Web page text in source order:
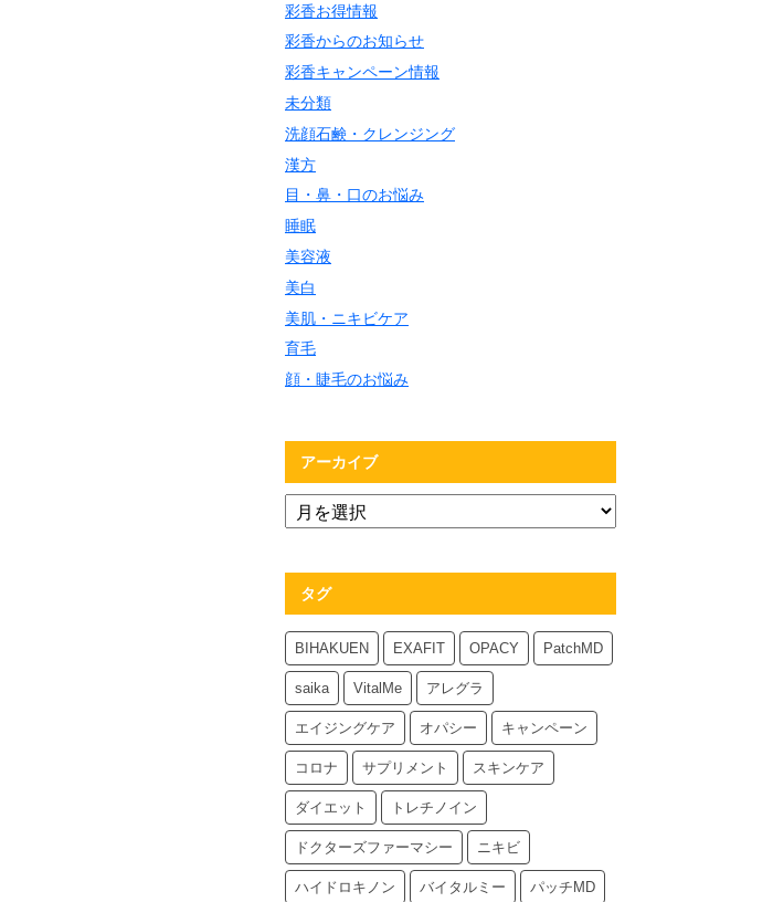
彩香お得情報
彩香からのお知らせ
彩香キャンペーン情報
未分類
洗顔石鹸・クレンジング
漢方
目・鼻・口のお悩み
睡眠
美容液
美白
美肌・ニキビケア
育毛
顔・睫毛のお悩み
アーカイブ
タグ
BIHAKUEN EXAFIT OPACY PatchMD
saika VitalMe アレグラ
エイジングケア オパシー キャンペーン
コロナ サプリメント スキンケア
ダイエット トレチノイン
ドクターズファーマシー ニキビ
ハイドロキノン バイタルミー パッチMD